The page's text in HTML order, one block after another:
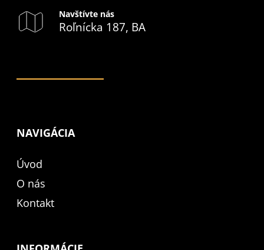
Navštívte nás
Roľnícka 187, BA
NAVIGÁCIA
Úvod
O nás
Kontakt